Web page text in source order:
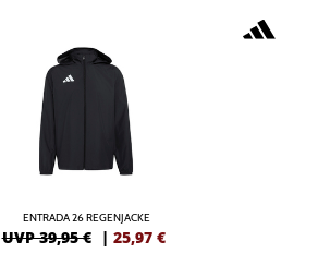
ENTRADA 26 REGENJACKE
UVP 39,95 € | 25,97 €